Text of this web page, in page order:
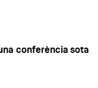
conferència sota